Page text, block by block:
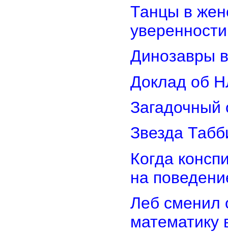
Танцы в
Динозавры
Доклад об
Загадочный
Звезда
Когда
на
Леб сменил
математику